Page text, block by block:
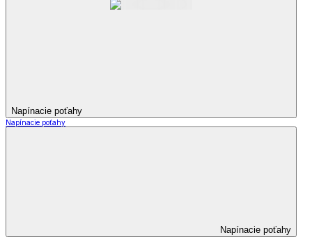
Napínacie poťahy
Napínacie poťahy
Napínacie poťahy